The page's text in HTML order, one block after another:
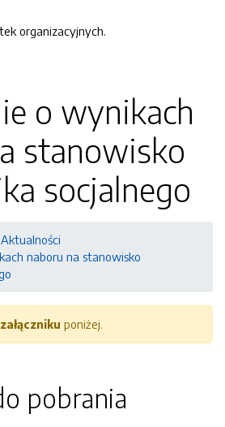
organizacyjnych.
o wynikach
stanowisko
socjalnego
Aktualności
naboru na stanowisko
załączniku poniżej.
pobrania